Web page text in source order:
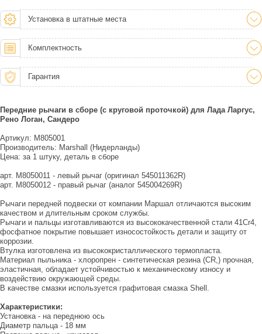
Установка в штатные места
Комплектность
Гарантия
Передние рычаги в сборе (с круговой проточкой) для Лада Ларгус,
Рено Логан, Сандеро
Артикул: M805001
Производитель: Marshall (Нидерланды)
Цена: за 1 штуку, деталь в сборе
арт. M8050011 - левый рычаг (оригинал 545011362R)
арт. M8050012 - правый рычаг (аналог 545004269R)
Рычаги передней подвески от компании Маршал отличаются высоким
качеством и длительным сроком службы.
Рычаги и пальцы изготавливаются из высококачественной стали 41Cr4,
фосфатное покрытие повышает износостойкость детали и защиту от
коррозии.
Втулка изготовлена из высококристаллического термопласта.
Материал пыльника - хлоропрен - синтетическая резина (CR,) прочная,
эластичная, обладает устойчивостью к механическому износу и
воздействию окружающей среды.
В качестве смазки используется графитовая смазка Shell.
Характеристики:
Установка - на переднюю ось
Диаметр пальца - 18 мм